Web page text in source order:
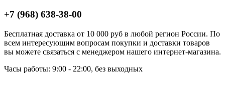
+7 (968) 638-38-00
Бесплатная доставка от 10 000 руб в любой регион России. По
всем интересующим вопросам покупки и доставки товаров
вы можете связаться с менеджером нашего интернет-магазина.
Часы работы: 9:00 - 22:00, без выходных